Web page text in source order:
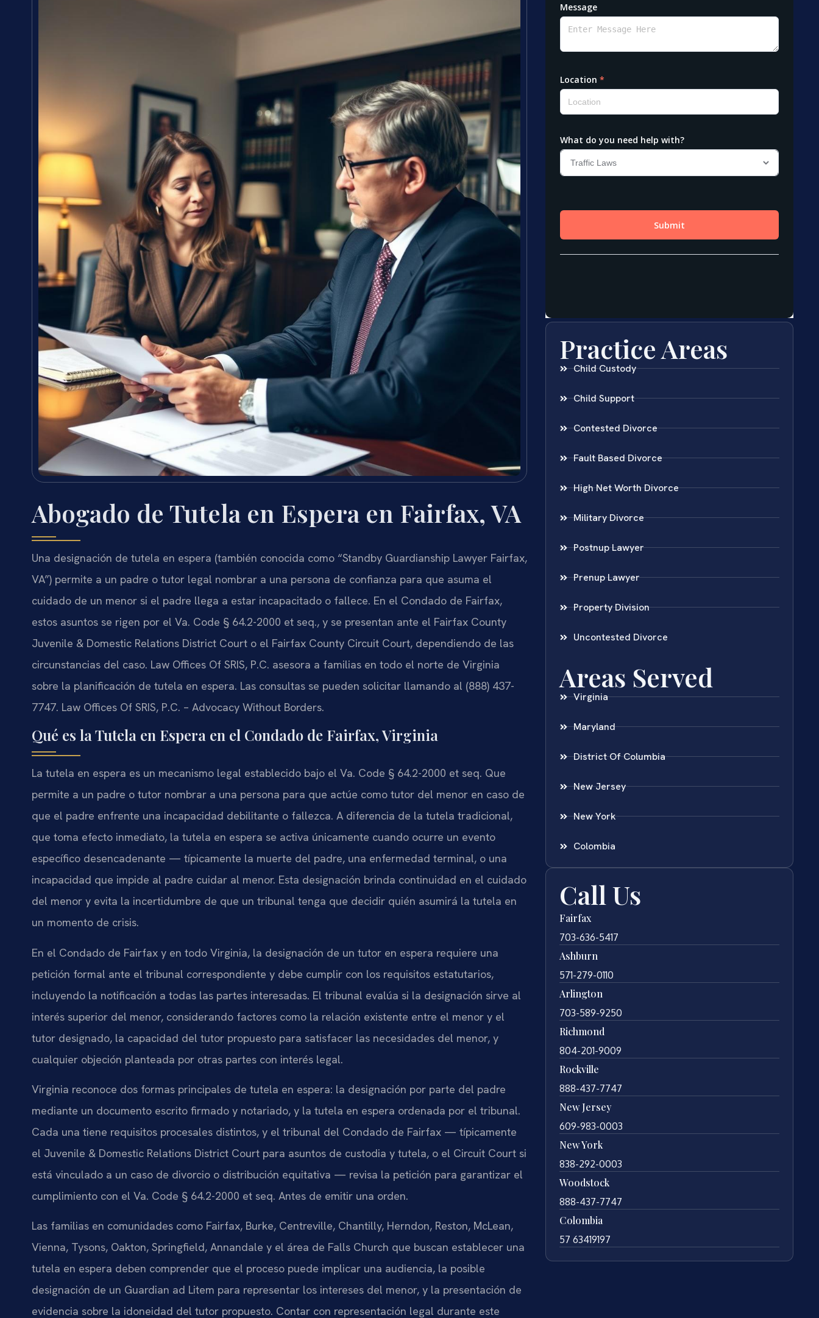
Abogado de Tutela en Espera en Fairfax, VA
Una designación de tutela en espera (también conocida como “Standby Guardianship Lawyer Fairfax,
VA”) permite a un padre o tutor legal nombrar a una persona de confianza para que asuma el
cuidado de un menor si el padre llega a estar incapacitado o fallece. En el Condado de Fairfax,
estos asuntos se rigen por el Va. Code § 64.2-2000 et seq., y se presentan ante el Fairfax County
Juvenile & Domestic Relations District Court o el Fairfax County Circuit Court, dependiendo de las
circunstancias del caso. Law Offices Of SRIS, P.C. asesora a familias en todo el norte de Virginia
sobre la planificación de tutela en espera. Las consultas se pueden solicitar llamando al (888) 437-
7747. Law Offices Of SRIS, P.C. – Advocacy Without Borders.
Qué es la Tutela en Espera en el Condado de Fairfax, Virginia
La tutela en espera es un mecanismo legal establecido bajo el Va. Code § 64.2-2000 et seq. Que
permite a un padre o tutor nombrar a una persona para que actúe como tutor del menor en caso de
que el padre enfrente una incapacidad debilitante o fallezca. A diferencia de la tutela tradicional,
que toma efecto inmediato, la tutela en espera se activa únicamente cuando ocurre un evento
específico desencadenante — típicamente la muerte del padre, una enfermedad terminal, o una
incapacidad que impide al padre cuidar al menor. Esta designación brinda continuidad en el cuidado
del menor y evita la incertidumbre de que un tribunal tenga que decidir quién asumirá la tutela en
un momento de crisis.
En el Condado de Fairfax y en todo Virginia, la designación de un tutor en espera requiere una
petición formal ante el tribunal correspondiente y debe cumplir con los requisitos estatutarios,
incluyendo la notificación a todas las partes interesadas. El tribunal evalúa si la designación sirve al
interés superior del menor, considerando factores como la relación existente entre el menor y el
tutor designado, la capacidad del tutor propuesto para satisfacer las necesidades del menor, y
cualquier objeción planteada por otras partes con interés legal.
Virginia reconoce dos formas principales de tutela en espera: la designación por parte del padre
mediante un documento escrito firmado y notariado, y la tutela en espera ordenada por el tribunal.
Cada una tiene requisitos procesales distintos, y el tribunal del Condado de Fairfax — típicamente
el Juvenile & Domestic Relations District Court para asuntos de custodia y tutela, o el Circuit Court si
está vinculado a un caso de divorcio o distribución equitativa — revisa la petición para garantizar el
cumplimiento con el Va. Code § 64.2-2000 et seq. Antes de emitir una orden.
Las familias en comunidades como Fairfax, Burke, Centreville, Chantilly, Herndon, Reston, McLean,
Vienna, Tysons, Oakton, Springfield, Annandale y el área de Falls Church que buscan establecer una
tutela en espera deben comprender que el proceso puede implicar una audiencia, la posible
designación de un Guardian ad Litem para representar los intereses del menor, y la presentación de
evidencia sobre la idoneidad del tutor propuesto. Contar con representación legal durante este
Practice Areas
Child Custody
Child Support
Contested Divorce
Fault Based Divorce
High Net Worth Divorce
Military Divorce
Postnup Lawyer
Prenup Lawyer
Property Division
Uncontested Divorce
Areas Served
Virginia
Maryland
District Of Columbia
New Jersey
New York
Colombia
Call Us
Fairfax
703-636-5417
Ashburn
571-279-0110
Arlington
703-589-9250
Richmond
804-201-9009
Rockville
888-437-7747
New Jersey
609-983-0003
New York
838-292-0003
Woodstock
888-437-7747
Colombia
57 63419197